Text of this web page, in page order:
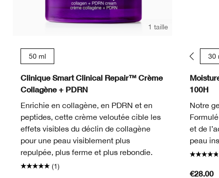
1 taille
50 ml
Clinique Smart Clinical Repair™ Crème
Collagène + PDRN
Enrichie en collagène, en PDRN et en
peptides, cette crème veloutée cible les
effets visibles du déclin de collagène
pour une peau visiblement plus
repulpée, plus ferme et plus rebondie.
(1)
30
100H
Notre
et de
peau
€28.00